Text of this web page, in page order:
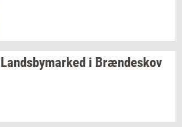
Lands­by­mar­ked i Bræn­de­skov